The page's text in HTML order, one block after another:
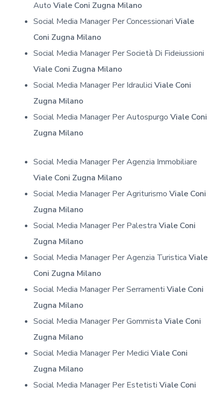
Auto Viale Coni Zugna Milano
Social Media Manager Per Concessionari Viale
Coni Zugna Milano
Social Media Manager Per Società Di Fideiussioni
Viale Coni Zugna Milano
Social Media Manager Per Idraulici Viale Coni
Zugna Milano
Social Media Manager Per Autospurgo Viale Coni
Zugna Milano
Social Media Manager Per Agenzia Immobiliare
Viale Coni Zugna Milano
Social Media Manager Per Agriturismo Viale Coni
Zugna Milano
Social Media Manager Per Palestra Viale Coni
Zugna Milano
Social Media Manager Per Agenzia Turistica Viale
Coni Zugna Milano
Social Media Manager Per Serramenti Viale Coni
Zugna Milano
Social Media Manager Per Gommista Viale Coni
Zugna Milano
Social Media Manager Per Medici Viale Coni
Zugna Milano
Social Media Manager Per Estetisti Viale Coni